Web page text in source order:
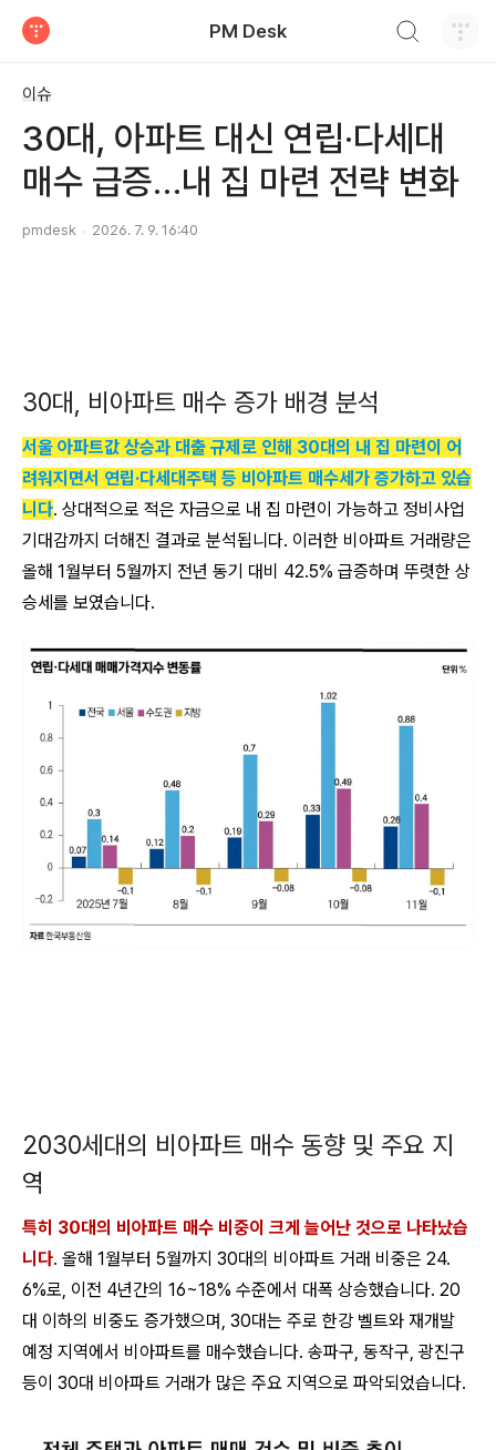
PM Desk
이슈
30대, 아파트 대신 연립·다세대
매수 급증…내 집 마련 전략 변화
pmdesk 2026. 7. 9. 16:40
30대, 비아파트 매수 증가 배경 분석
서울 아파트값 상승과 대출 규제로 인해 30대의 내 집 마련이 어
려워지면서 연립·다세대주택 등 비아파트 매수세가 증가하고 있습
니다. 상대적으로 적은 자금으로 내 집 마련이 가능하고 정비사업
기대감까지 더해진 결과로 분석됩니다. 이러한 비아파트 거래량은
올해 1월부터 5월까지 전년 동기 대비 42.5% 급증하며 뚜렷한 상
승세를 보였습니다.
2030세대의 비아파트 매수 동향 및 주요 지
역
특히 30대의 비아파트 매수 비중이 크게 늘어난 것으로 나타났습
니다. 올해 1월부터 5월까지 30대의 비아파트 거래 비중은 24.
6%로, 이전 4년간의 16~18% 수준에서 대폭 상승했습니다. 20
대 이하의 비중도 증가했으며, 30대는 주로 한강 벨트와 재개발
예정 지역에서 비아파트를 매수했습니다. 송파구, 동작구, 광진구
등이 30대 비아파트 거래가 많은 주요 지역으로 파악되었습니다.